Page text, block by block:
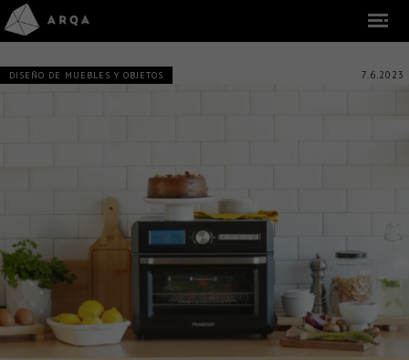
DISEÑO DE MUEBLES Y OBJETOS 7.6.2023